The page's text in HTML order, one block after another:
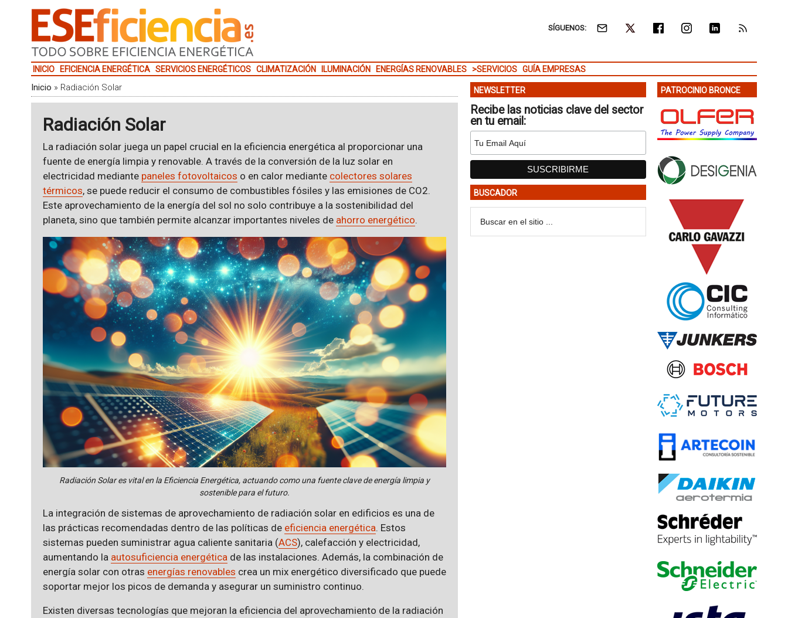
SÍGUENOS:
INICIO EFICIENCIA ENERGÉTICA SERVICIOS ENERGÉTICOS CLIMATIZACIÓN ILUMINACIÓN ENERGÍAS RENOVABLES >SERVICIOS GUÍA EMPRESAS
Inicio » Radiación Solar
Radiación Solar
La radiación solar juega un papel crucial en la eficiencia energética al proporcionar una
fuente de energía limpia y renovable. A través de la conversión de la luz solar en
electricidad mediante paneles fotovoltaicos o en calor mediante colectores solares
térmicos, se puede reducir el consumo de combustibles fósiles y las emisiones de CO2.
Este aprovechamiento de la energía del sol no solo contribuye a la sostenibilidad del
planeta, sino que también permite alcanzar importantes niveles de ahorro energético.
Radiación Solar es vital en la Eficiencia Energética, actuando como una fuente clave de energía limpia y
sostenible para el futuro.
La integración de sistemas de aprovechamiento de radiación solar en edificios es una de
las prácticas recomendadas dentro de las políticas de eficiencia energética. Estos
sistemas pueden suministrar agua caliente sanitaria (ACS), calefacción y electricidad,
aumentando la autosuficiencia energéticade las instalaciones. Además, la combinación de
energía solar con otras energías renovables crea un mix energético diversificado que puede
soportar mejor los picos de demanda y asegurar un suministro continuo.
Existen diversas tecnologías que mejoran la eficiencia del aprovechamiento de la radiación
NEWSLETTER
Recibe las noticias clave del sector
en tu email:
BUSCADOR
PATROCINIO BRONCE